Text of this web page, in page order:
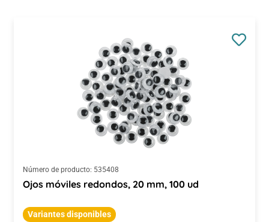
Número de producto: 535408
Ojos móviles redondos, 20 mm, 100 ud
Variantes disponibles